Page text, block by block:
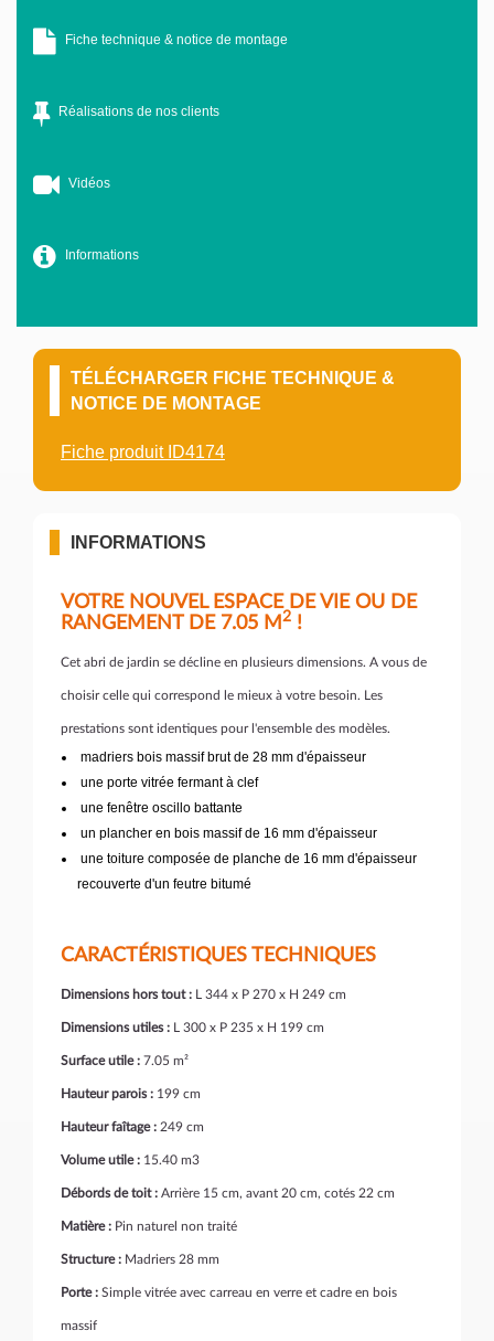
Fiche technique & notice de montage
Réalisations de nos clients
Vidéos
Informations
TÉLÉCHARGER FICHE TECHNIQUE &
NOTICE DE MONTAGE
Fiche produit ID4174
INFORMATIONS
VOTRE NOUVEL ESPACE DE VIE OU DE
RANGEMENT DE 7.05 M 2 !
Cet abri de jardin se décline en plusieurs dimensions. A vous de
choisir celle qui correspond le mieux à votre besoin. Les
prestations sont identiques pour l'ensemble des modèles.
madriers bois massif brut de 28 mm d'épaisseur
une porte vitrée fermant à clef
une fenêtre oscillo battante
un plancher en bois massif de 16 mm d'épaisseur
une toiture composée de planche de 16 mm d'épaisseur
recouverte d'un feutre bitumé
CARACTÉRISTIQUES TECHNIQUES
Dimensions hors tout : L 344 x P 270 x H 249 cm
Dimensions utiles : L 300 x P 235 x H 199 cm
Surface utile : 7.05 m²
Hauteur parois : 199 cm
Hauteur faîtage : 249 cm
Volume utile : 15.40 m3
Débords de toit : Arrière 15 cm, avant 20 cm, cotés 22 cm
Matière : Pin naturel non traité
Structure : Madriers 28 mm
Porte : Simple vitrée avec carreau en verre et cadre en bois
massif